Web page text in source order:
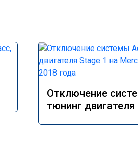
Отключение
тюнинг двигателя